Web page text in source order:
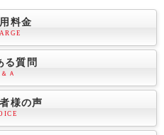
料金
る質問
＆Ａ
様の声